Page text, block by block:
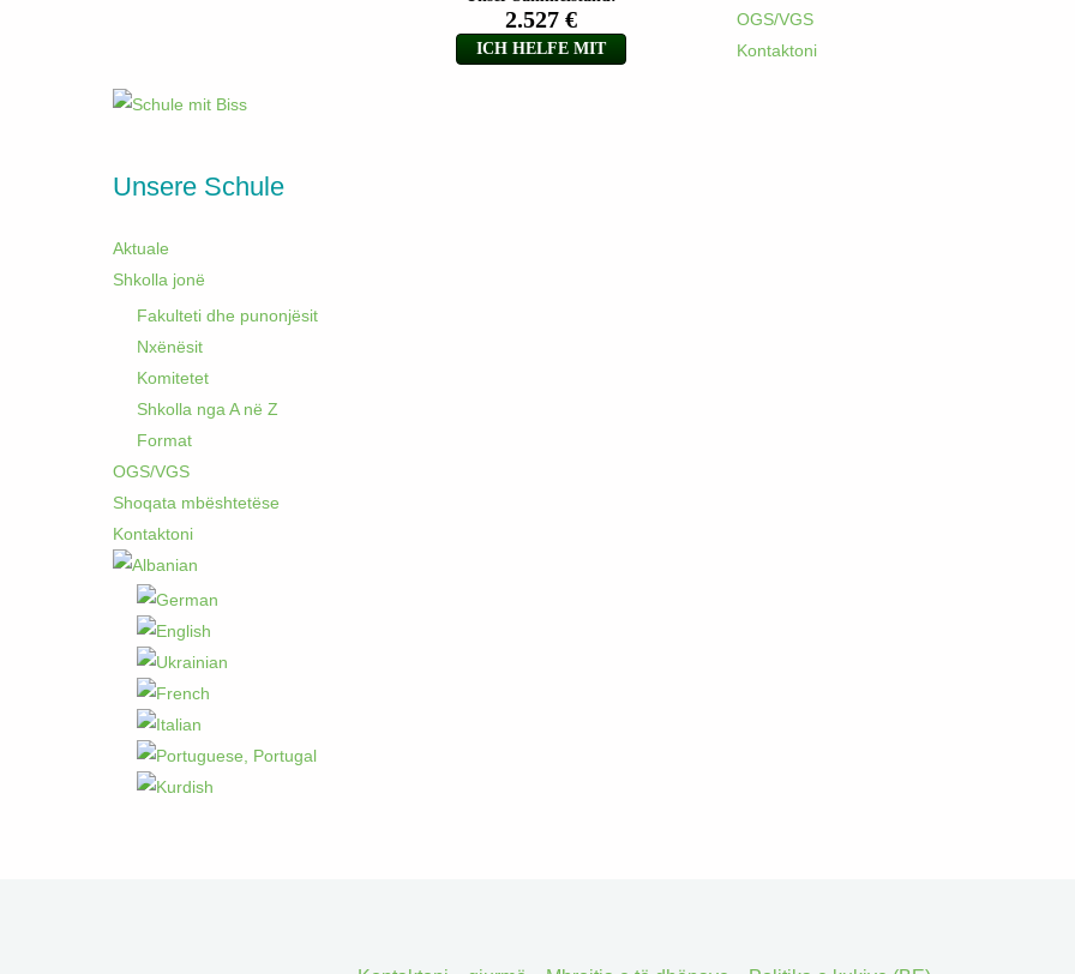
Unsere Schule
Aktuale
Shkolla jonë
Fakulteti dhe punonjësit
Nxënësit
Komitetet
Shkolla nga A në Z
Format
OGS/VGS
Shoqata mbështetëse
Kontaktoni
OGS/VGS
Kontaktoni